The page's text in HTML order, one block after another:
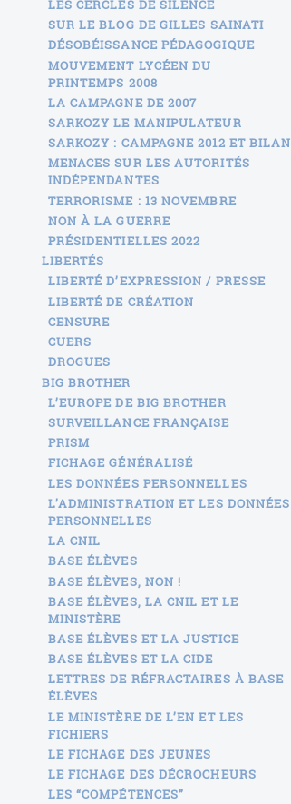
LES CERCLES DE SILENCE
SUR LE BLOG DE GILLES SAINATI
DÉSOBÉISSANCE PÉDAGOGIQUE
MOUVEMENT LYCÉEN DU
PRINTEMPS 2008
LA CAMPAGNE DE 2007
SARKOZY LE MANIPULATEUR
SARKOZY : CAMPAGNE 2012 ET BILAN
MENACES SUR LES AUTORITÉS
INDÉPENDANTES
TERRORISME : 13 NOVEMBRE
NON À LA GUERRE
PRÉSIDENTIELLES 2022
LIBERTÉS
LIBERTÉ D’EXPRESSION / PRESSE
LIBERTÉ DE CRÉATION
CENSURE
CUERS
DROGUES
BIG BROTHER
L’EUROPE DE BIG BROTHER
SURVEILLANCE FRANÇAISE
PRISM
FICHAGE GÉNÉRALISÉ
LES DONNÉES PERSONNELLES
L’ADMINISTRATION ET LES DONNÉES
PERSONNELLES
LA CNIL
BASE ÉLÈVES
BASE ÉLÈVES, NON !
BASE ÉLÈVES, LA CNIL ET LE
MINISTÈRE
BASE ÉLÈVES ET LA JUSTICE
BASE ÉLÈVES ET LA CIDE
LETTRES DE RÉFRACTAIRES À BASE
ÉLÈVES
LE MINISTÈRE DE L’EN ET LES
FICHIERS
LE FICHAGE DES JEUNES
LE FICHAGE DES DÉCROCHEURS
LES “COMPÉTENCES”